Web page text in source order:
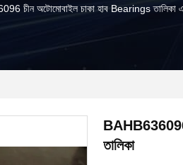
চীন অটোমোবাইল চাকা হাব Bearings তালিকা
BAHB636096
তালিকা